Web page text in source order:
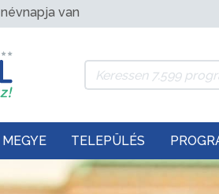
névnapja van
MEGYE TELEPÜLÉS